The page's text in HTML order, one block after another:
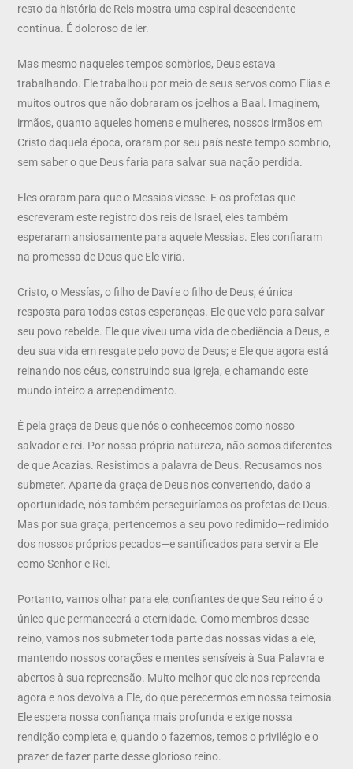
resto da história de Reis mostra uma espiral descendente
contínua. É doloroso de ler.
Mas mesmo naqueles tempos sombrios, Deus estava
trabalhando. Ele trabalhou por meio de seus servos como Elias e
muitos outros que não dobraram os joelhos a Baal. Imaginem,
irmãos, quanto aqueles homens e mulheres, nossos irmãos em
Cristo daquela época, oraram por seu país neste tempo sombrio,
sem saber o que Deus faria para salvar sua nação perdida.
Eles oraram para que o Messias viesse. E os profetas que
escreveram este registro dos reis de Israel, eles também
esperaram ansiosamente para aquele Messias. Eles confiaram
na promessa de Deus que Ele viria.
Cristo, o Messías, o filho de Daví e o filho de Deus, é única
resposta para todas estas esperanças. Ele que veio para salvar
seu povo rebelde. Ele que viveu uma vida de obediência a Deus, e
deu sua vida em resgate pelo povo de Deus; e Ele que agora está
reinando nos céus, construindo sua igreja, e chamando este
mundo inteiro a arrependimento.
É pela graça de Deus que nós o conhecemos como nosso
salvador e rei. Por nossa própria natureza, não somos diferentes
de que Acazias. Resistimos a palavra de Deus. Recusamos nos
submeter. Aparte da graça de Deus nos convertendo, dado a
oportunidade, nós também perseguiríamos os profetas de Deus.
Mas por sua graça, pertencemos a seu povo redimido—redimido
dos nossos próprios pecados—e santificados para servir a Ele
como Senhor e Rei.
Portanto, vamos olhar para ele, confiantes de que Seu reino é o
único que permanecerá a eternidade. Como membros desse
reino, vamos nos submeter toda parte das nossas vidas a ele,
mantendo nossos corações e mentes sensíveis à Sua Palavra e
abertos à sua repreensão. Muito melhor que ele nos repreenda
agora e nos devolva a Ele, do que perecermos em nossa teimosia.
Ele espera nossa confiança mais profunda e exige nossa
rendição completa e, quando o fazemos, temos o privilégio e o
prazer de fazer parte desse glorioso reino.